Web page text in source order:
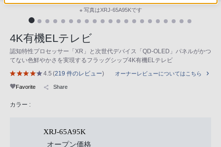
※ 写真はXRJ-65A95Kです
4K有機ELテレビ
認知特性プロセッサー「XR」と次世代デバイス「QD-OLED」パネルがかつ
てない色鮮やかさを実現するフラッグシップ4K有機ELテレビ
4.5 (219 件のレビュー) オーナーレビューについてはこちら
Favorite Share
カラー :
XRJ-65A95K
オープン価格